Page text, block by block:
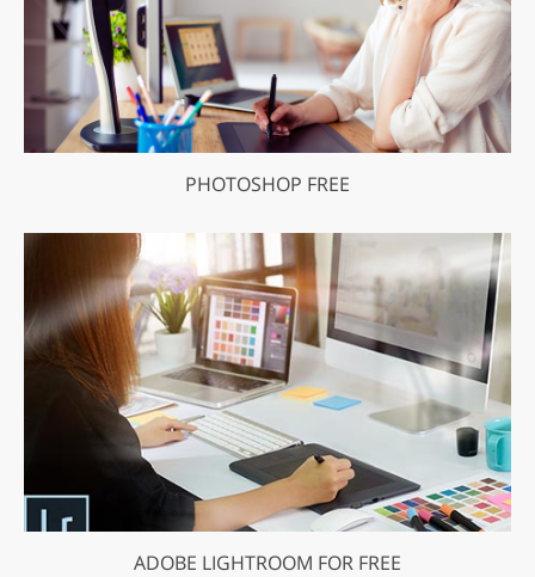
PHOTOSHOP FREE
ADOBE LIGHTROOM FOR FREE